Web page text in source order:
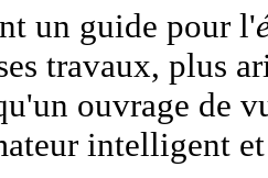
un guide pour l'
travaux, plus
ouvrage de
intelligent